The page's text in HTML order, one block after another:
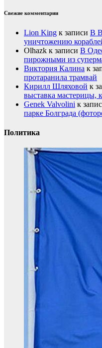
Свежие комментарии
Lion King к записи В
уничтожению
Olhazk к записи В
пирожными из
Виктория Калина к
протаранила трамвай
Кирилл Шляховой к
выставка мастерицы,
Genek Valvolini к
парке Болграда
Политика